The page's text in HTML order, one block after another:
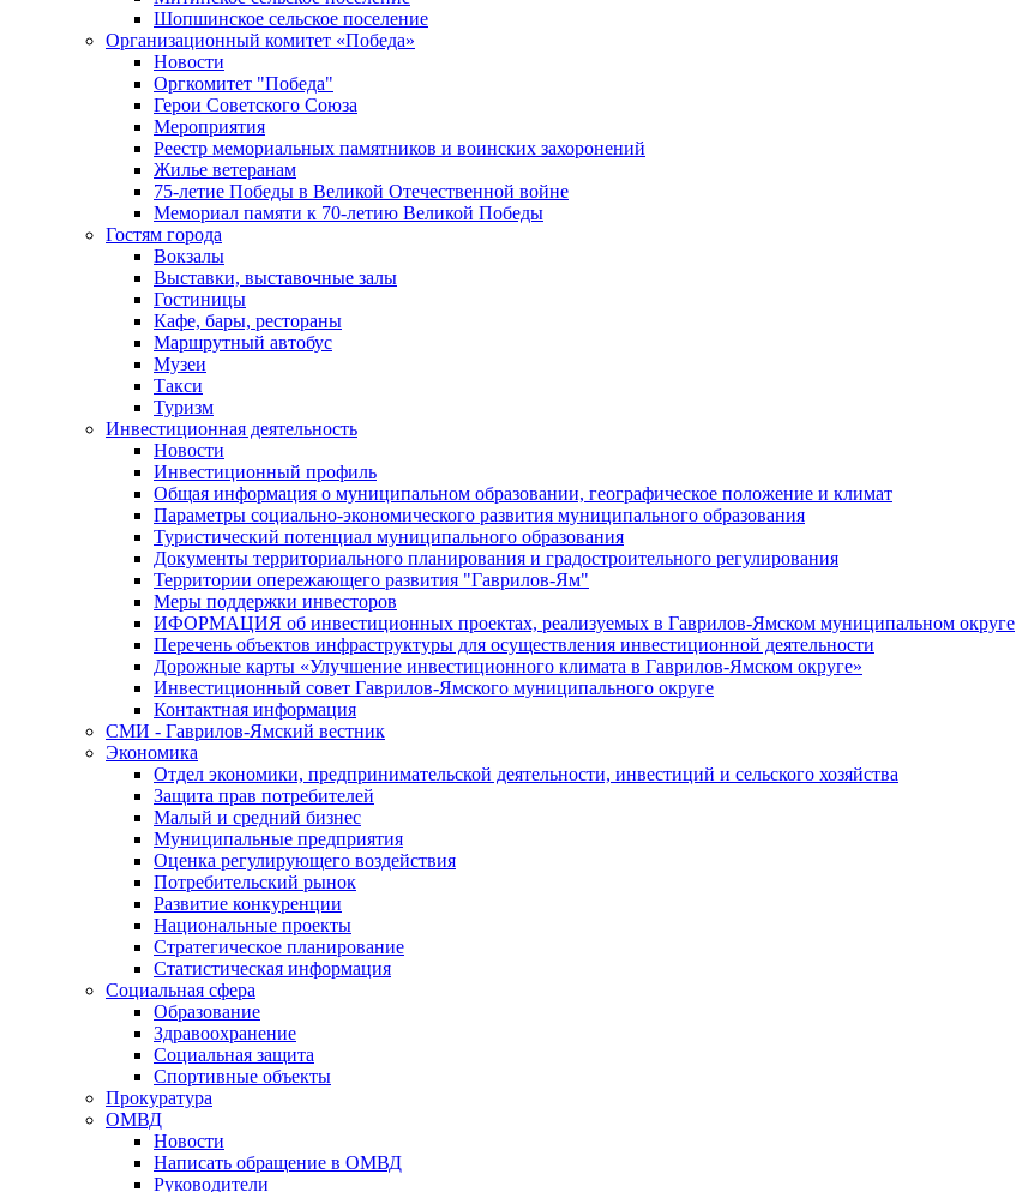
Шопшинское сельское поселение
Организационный комитет «Победа»
Новости
Оргкомитет "Победа"
Герои Советского Союза
Мероприятия
Реестр мемориальных памятников и воинских захоронений
Жилье ветеранам
75-летие Победы в Великой Отечественной войне
Мемориал памяти к 70-летию Великой Победы
Гостям города
Вокзалы
Выставки, выставочные залы
Гостиницы
Кафе, бары, рестораны
Маршрутный автобус
Музеи
Такси
Туризм
Инвестиционная деятельность
Новости
Инвестиционный профиль
Общая информация о муниципальном образовании, географическое положение и климат
Параметры социально-экономического развития муниципального образования
Туристический потенциал муниципального образования
Документы территориального планирования и градостроительного регулирования
Территории опережающего развития "Гаврилов-Ям"
Меры поддержки инвесторов
ИФОРМАЦИЯ об инвестиционных проектах, реализуемых в Гаврилов-Ямском муниципальном округе
Перечень объектов инфраструктуры для осуществления инвестиционной деятельности
Дорожные карты «Улучшение инвестиционного климата в Гаврилов-Ямском округе»
Инвестиционный совет Гаврилов-Ямского муниципального округе
Контактная информация
СМИ - Гаврилов-Ямский вестник
Экономика
Отдел экономики, предпринимательской деятельности, инвестиций и сельского хозяйства
Защита прав потребителей
Малый и средний бизнес
Муниципальные предприятия
Оценка регулирующего воздействия
Потребительский рынок
Развитие конкуренции
Национальные проекты
Стратегическое планирование
Статистическая информация
Социальная сфера
Образование
Здравоохранение
Социальная защита
Спортивные объекты
Прокуратура
ОМВД
Новости
Написать обращение в ОМВД
Руководители